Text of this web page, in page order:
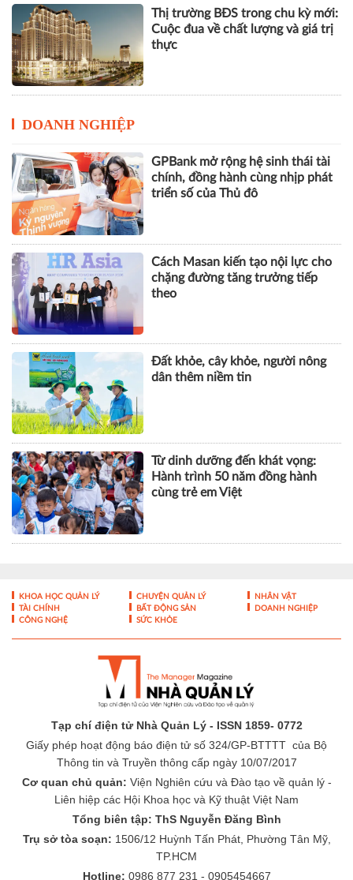
DOANH NGHIỆP
GPBank mở rộng hệ sinh thái tài
Cách Masan kiến tạo nội lực cho
chặng đường tăng trưởng tiếp
theo
Đất khỏe, cây khỏe, người nông
dân thêm niềm tin
Từ dinh dưỡng đến khát vọng:
Hành trình 50 năm đồng hành
KHOA HỌC QUẢN LÝ CHUYỆN QUẢN LÝ
TÀI CHÍNH
BẤT ĐỘNG SẢN
CÔNG NGHỆ
SỨC KHỎE
Tạp chí điện tử Nhà Quản Lý - ISSN 1859- 0772
Giấy phép hoạt động báo điện tử số 324/GP-BTTTT của Bộ
Thông tin và Truyền thông cấp ngày 10/07/2017
Cơ quan chủ quản:
Viện Nghiên cứu và Đào tạo về quản lý -
Liên hiệp các Hội Khoa học và Kỹ thuật Việt Nam
Trụ sở tòa soạn:1506/12 Huỳnh Tấn Phát, Phường Tân Mỹ,
TP.HCM
Hotline:0986 877 231 - 0905454667
Email: toasoan@nhaquanly.vn
THÔNG TIN TÒA SOẠN- ĐÓNG GÓP Ý KIẾN-
LIÊN HỆ QUẢNG
BÁO GIÁ QUẢNG CÁO